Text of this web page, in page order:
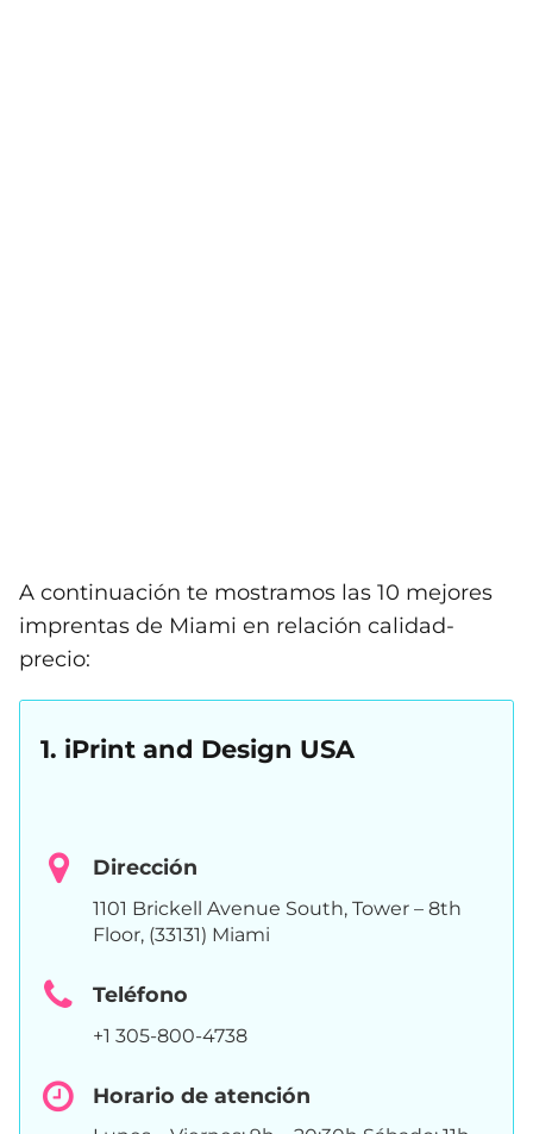
A continuación te mostramos las 10 mejores
imprentas de Miami en relación calidad-
precio:
1. iPrint and Design USA
Dirección
1101 Brickell Avenue South, Tower – 8th
Floor, (33131) Miami
Teléfono
+1 305-800-4738
Horario de atención